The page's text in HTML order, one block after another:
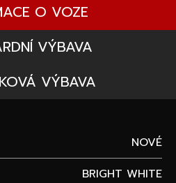
O VOZE
VÝBAVA
VÝBAVA
NOVÉ
BRIGHT WHITE